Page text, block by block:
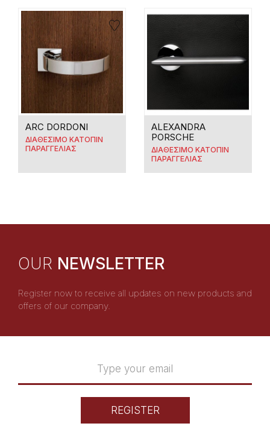
ARC DORDONI
ΔΙΑΘΕΣΙΜΟ ΚΑΤΟΠΙΝ
ΠΑΡΑΓΓΕΛΙΑΣ
ALEXANDRA
PORSCHE
ΔΙΑΘΕΣΙΜΟ ΚΑΤΟΠΙΝ
ΠΑΡΑΓΓΕΛΙΑΣ
OUR NEWSLETTER
Register now to receive all updates on new products and
offers of our company.
REGISTER